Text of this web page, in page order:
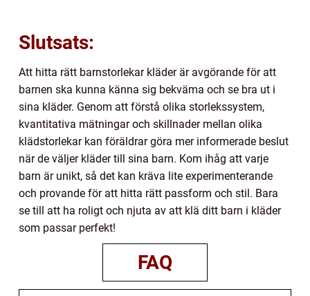
Slutsats:
Att hitta rätt barnstorlekar kläder är avgörande för att
barnen ska kunna känna sig bekväma och se bra ut i
sina kläder. Genom att förstå olika storlekssystem,
kvantitativa mätningar och skillnader mellan olika
klädstorlekar kan föräldrar göra mer informerade beslut
när de väljer kläder till sina barn. Kom ihåg att varje
barn är unikt, så det kan kräva lite experimenterande
och provande för att hitta rätt passform och stil. Bara
se till att ha roligt och njuta av att klä ditt barn i kläder
som passar perfekt!
FAQ